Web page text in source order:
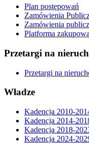
Plan postępowań
Zamówienia
Zamówienia
Platforma zakupowa
Przetargi na
Przetargi na
Władze
Kadencja 2010-
Kadencja 2014-
Kadencja 2018-
Kadencja 2024-